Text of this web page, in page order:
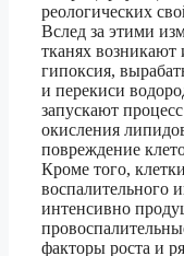
реологических
Вслед за этими
тканях
гипоксия,
и перекиси
запускают
окисления
повреждение
Кроме того, клетки
воспалительного
интенсивно
факторы роста и